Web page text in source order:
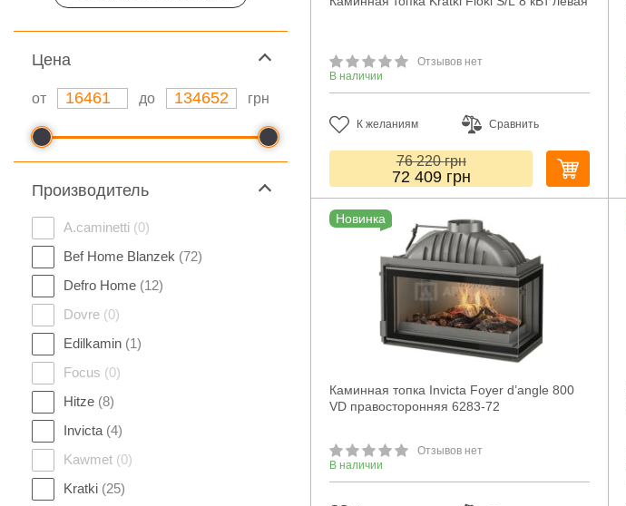
Цeна
от до грн
Производитель
A.caminetti (0)
Bef Home Blanzek (72)
Defro Home (12)
Dovre (0)
Edilkamin (1)
Focus (0)
Hitze (8)
Invicta (4)
Kawmet (0)
Kratki (25)
Отзывов нет
В наличии
К желаниям Сравнить
76 220грн
72 409 грн
Новинка
Каминная топка Invicta Foyer d’angle 800
VD правосторонняя 6283-72
Отзывов нет
В наличии